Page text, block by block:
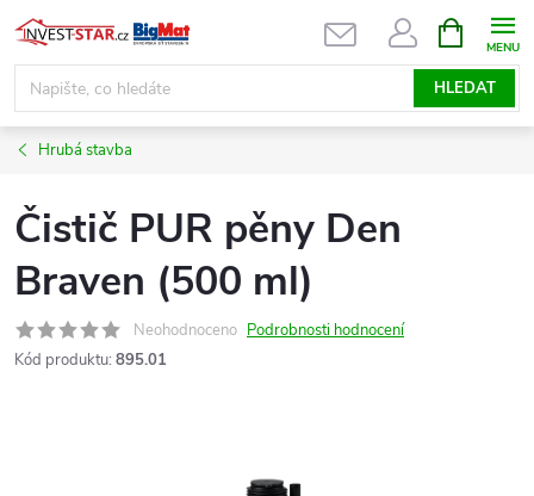
Přejít
na
obsah
HLEDAT
NÁKUPNÍ
KOŠÍK
Hrubá stavba
Čistič PUR pěny Den
Braven (500 ml)
Neohodnoceno Podrobnosti hodnocení
Kód produktu: 895.01